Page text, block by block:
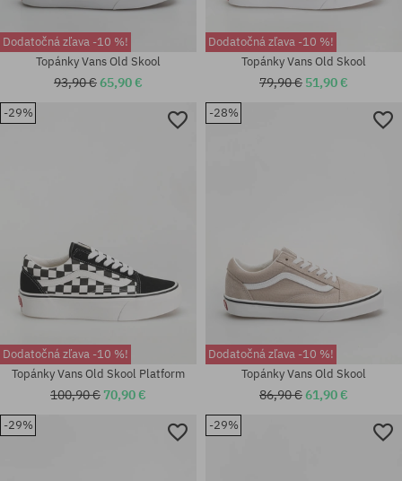
Dostupné veľkosti:
Dostupné veľkosti:
Dodatočná zľava -10 %!
Topánky Vans Old Skool
93,90 €65,90 €
Dodatočná zľava -10 %!
Topánky Vans Old Skool
79,90 € 51,90 €
-29%
Dodatočná zľava -10 %!
Topánky Vans Old Skool Platform
100,90 € 70,90 €
-28%
Dodatočná zľava -10 %!
Topánky Vans Old Skool
86,90 €61,90 €
-29% -29%